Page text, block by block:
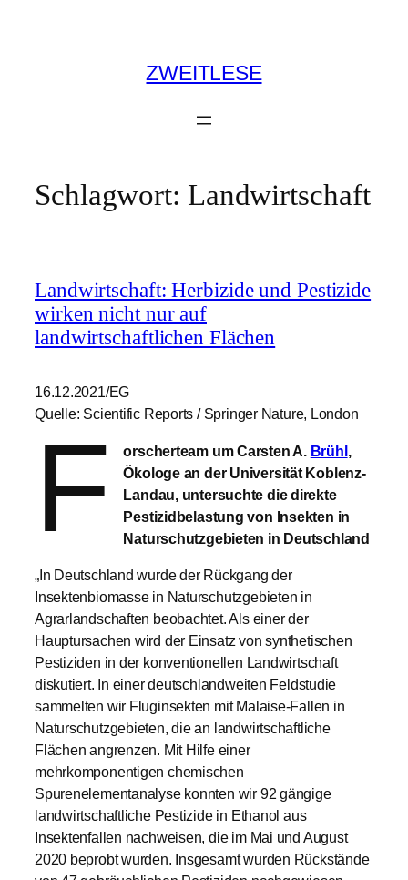
ZWEITLESE
Schlagwort: Landwirtschaft
Landwirtschaft: Herbizide und Pestizide
wirken nicht nur auf
landwirtschaftlichen Flächen
16.12.2021/EG
Quelle: Scientific Reports / Springer Nature, London
F orscherteam um Carsten A. Brühl,
Ökologe an der Universität Koblenz-
Landau, untersuchte die direkte
Pestizidbelastung von Insekten in
Naturschutzgebieten in Deutschland
„In Deutschland wurde der Rückgang der
Insektenbiomasse in Naturschutzgebieten in
Agrarlandschaften beobachtet. Als einer der
Hauptursachen wird der Einsatz von synthetischen
Pestiziden in der konventionellen Landwirtschaft
diskutiert. In einer deutschlandweiten Feldstudie
sammelten wir Fluginsekten mit Malaise-Fallen in
Naturschutzgebieten, die an landwirtschaftliche
Flächen angrenzen. Mit Hilfe einer
mehrkomponentigen chemischen
Spurenelementanalyse konnten wir 92 gängige
landwirtschaftliche Pestizide in Ethanol aus
Insektenfallen nachweisen, die im Mai und August
2020 beprobt wurden. Insgesamt wurden Rückstände